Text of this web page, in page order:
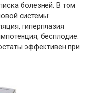
болезней. В том
системы:
гиперплазия
бесплодие.
эффективен при